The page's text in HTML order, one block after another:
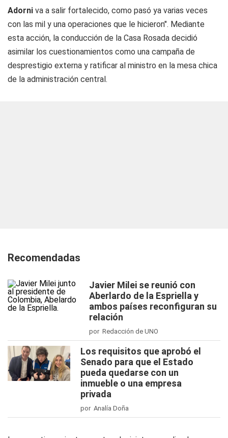
Adorni va a salir fortalecido, como pasó ya varias veces
con las mil y una operaciones que le hicieron". Mediante
esta acción, la conducción de la Casa Rosada decidió
asimilar los cuestionamientos como una campaña de
desprestigio externa y ratificar al ministro en la mesa chica
de la administración central.
Recomendadas
Javier Milei se reunió con
Aberlardo de la Espriella y
ambos países reconfiguran su
relación
por Redacción de UNO
Los requisitos que aprobó el
Senado para que el Estado
pueda quedarse con un
inmueble o una empresa
privada
por Analía Doña